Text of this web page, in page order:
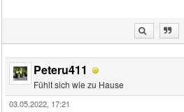
Peteru411
Fühlt sich wie zu Hause
03.05.2022, 17:21